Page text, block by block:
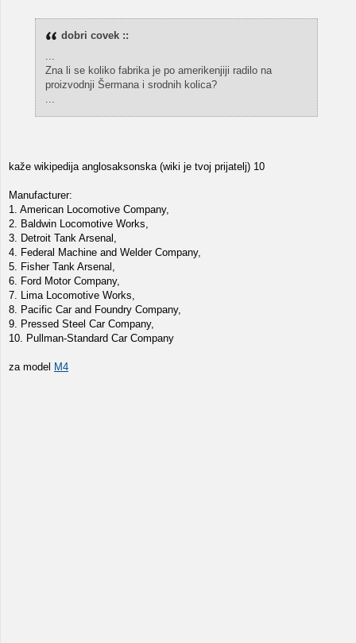
dobri covek ::
...
Zna li se koliko fabrika je po amerikenjiji radilo na
proizvodnji Šermana i srodnih kolica?
...
kaže wikipedija anglosaksonska (wiki je tvoj prijatelj) 10
Manufacturer:
1. American Locomotive Company,
2. Baldwin Locomotive Works,
3. Detroit Tank Arsenal,
4. Federal Machine and Welder Company,
5. Fisher Tank Arsenal,
6. Ford Motor Company,
7. Lima Locomotive Works,
8. Pacific Car and Foundry Company,
9. Pressed Steel Car Company,
10. Pullman-Standard Car Company
za model M4